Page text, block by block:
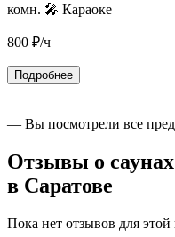
комн. 🎤 Караоке
800 ₽/ч
Подробнее
— Вы посмотрели все
Отзывы о
в Саратове
Пока нет отзывов для этой